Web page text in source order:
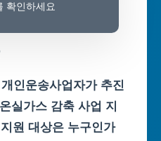
확인하세요
인운송사업자가 추진
실가스 감축 사업 지
원 대상은 누구인가